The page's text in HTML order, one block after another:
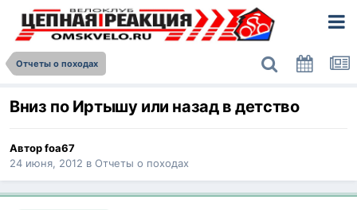
Отчеты о походах
Вниз по Иртышу или назад в детство
Авторfoa67
24 июня, 2012 в Отчеты о походах